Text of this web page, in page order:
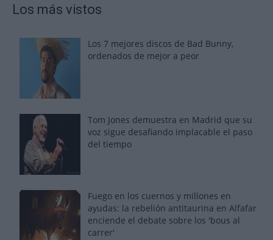
Los más vistos
Los 7 mejores discos de Bad Bunny,
ordenados de mejor a peor
Tom Jones demuestra en Madrid que su
voz sigue desafiando implacable el paso
del tiempo
Fuego en los cuernos y millones en
ayudas: la rebelión antitaurina en Alfafar
enciende el debate sobre los 'bous al
carrer'